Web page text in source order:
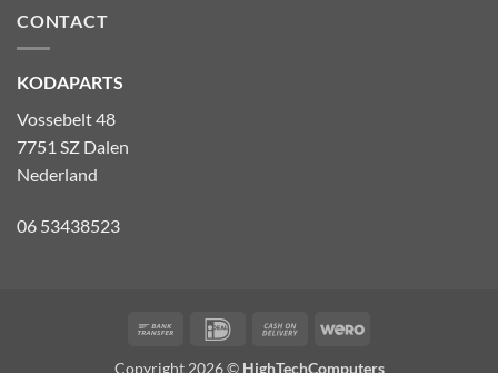
CONTACT
KODAPARTS
Vossebelt 48
7751 SZ Dalen
Nederland
06 53438523
Bank
IDeal
Cash
Wero
Copyright 2026 © HighTechComputers